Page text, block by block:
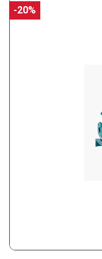
-20%